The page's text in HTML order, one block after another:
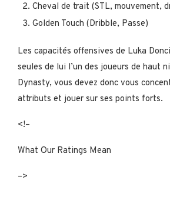
Cheval de trait (STL, mouvement,
Golden Touch (Dribble, Passe)
Les capacités offensives de Luka
seules de lui l’un des joueurs de haut
Dynasty, vous devez donc vous
attributs et jouer sur ses points forts.
<!–
What Our Ratings Mean
–>